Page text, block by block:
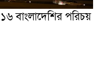
বাংলাদেশির পরিচয়